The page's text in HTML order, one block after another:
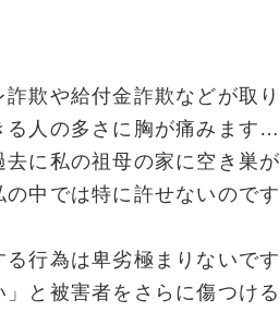
欺や給付金詐欺などが取
る人の多さに胸が痛みます…
に私の祖母の家に空き巣
中では特に許せないのです
行為は卑劣極まりないです
と被害者をさらに傷つけ